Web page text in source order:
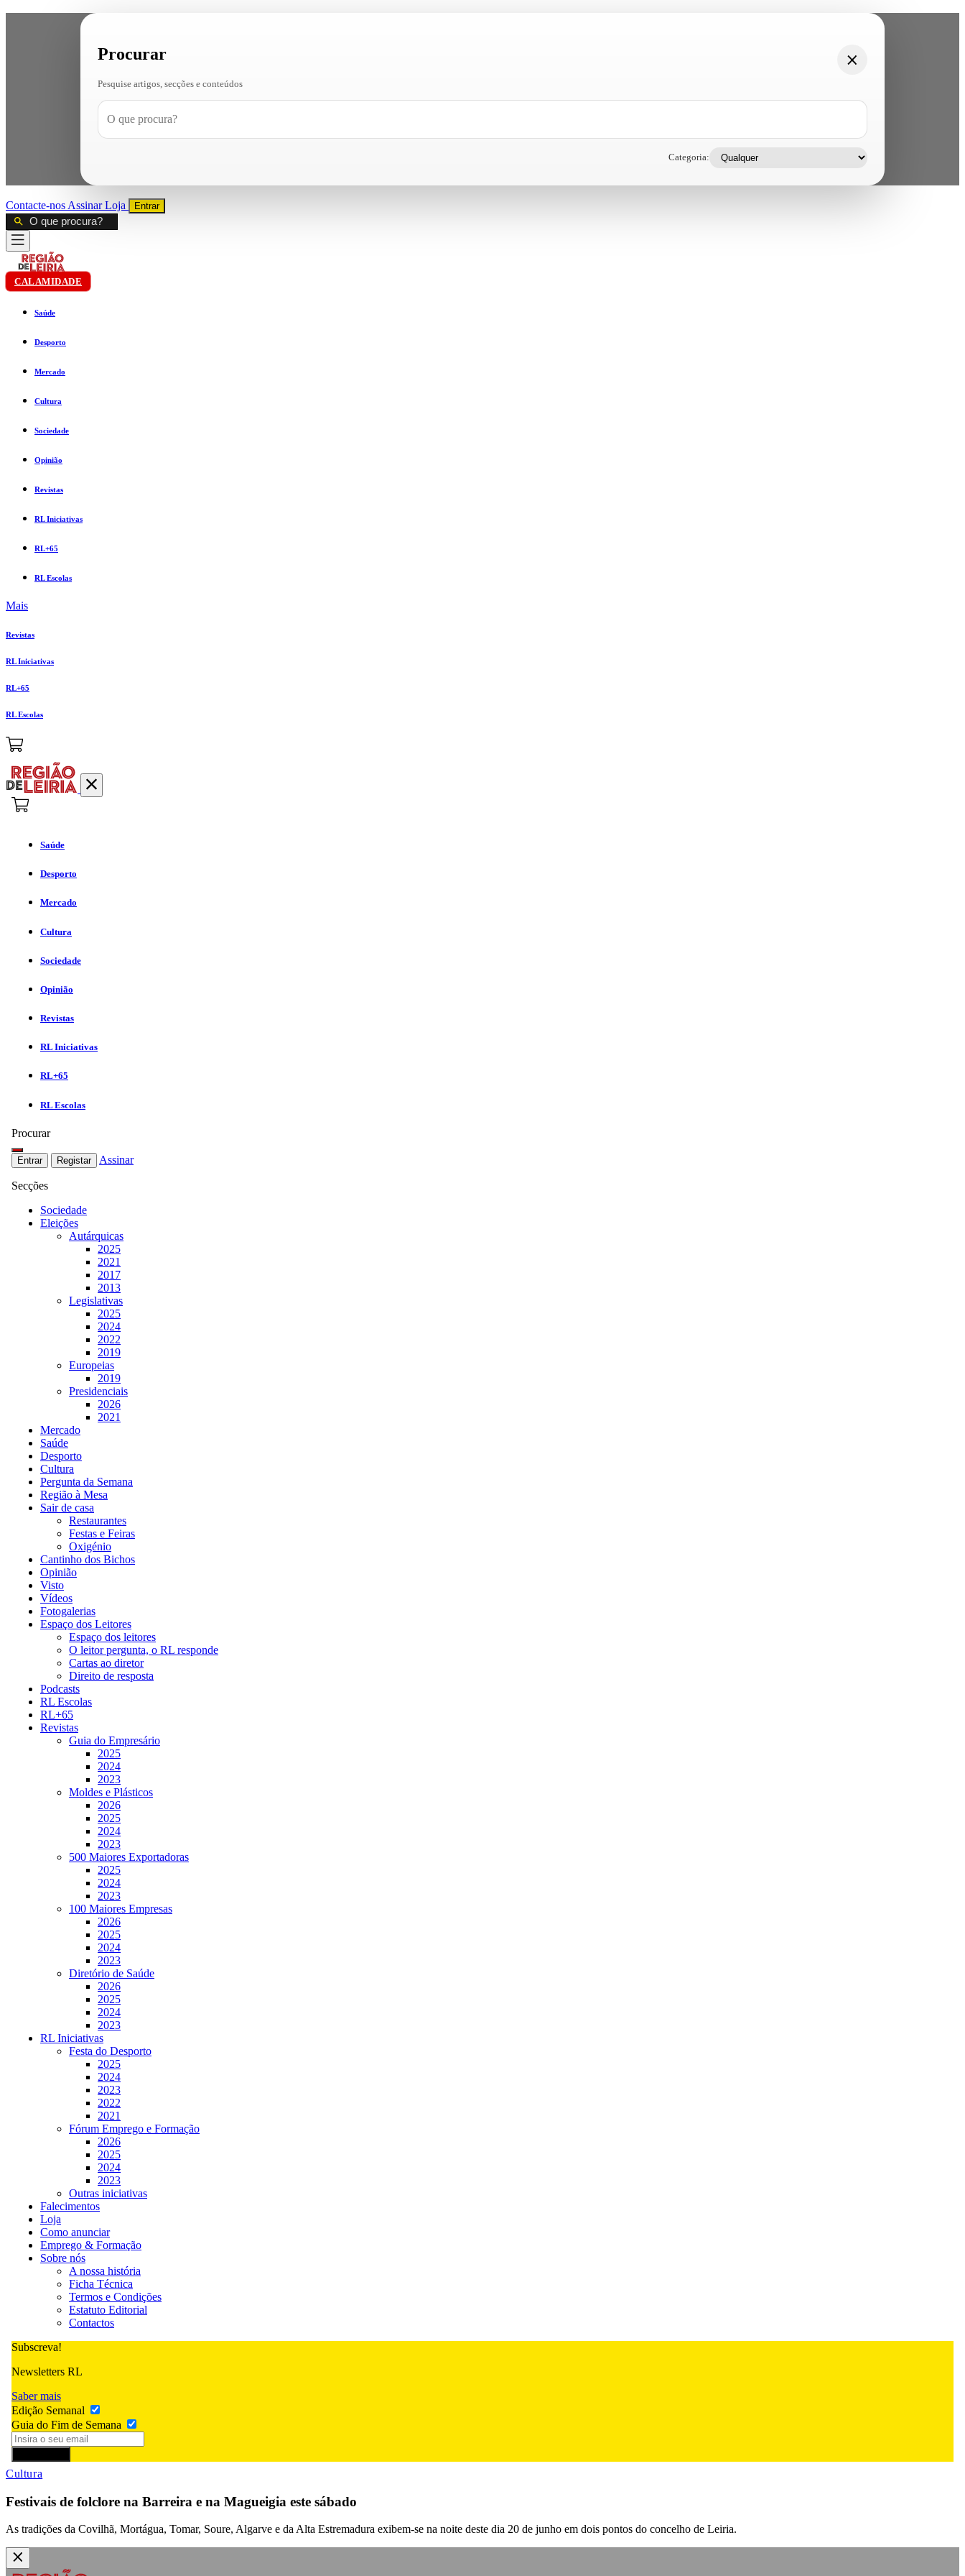
Procurar
Pesquise artigos, secções e conteúdos
Categoria:
Contacte-nos AssinarLoja Entrar
CALAMIDADE
Saúde
Desporto
Mercado
Cultura
Sociedade
Opinião
Revistas
RL Iniciativas
RL+65
RL Escolas
Mais
Revistas
RL Iniciativas
RL+65
RL Escolas
Saúde
Desporto
Mercado
Cultura
Sociedade
Opinião
Revistas
RL Iniciativas
RL+65
RL Escolas
Procurar
Entrar Registar Assinar
Secções
Sociedade
Eleições
Autárquicas
2025
2021
2017
2013
Legislativas
2025
2024
2022
2019
Europeias
2019
Presidenciais
2026
2021
Mercado
Saúde
Desporto
Cultura
Pergunta da Semana
Região à Mesa
Sair de casa
Restaurantes
Festas e Feiras
Oxigénio
Cantinho dos Bichos
Opinião
Visto
Vídeos
Fotogalerias
Espaço dos Leitores
Espaço dos leitores
O leitor pergunta, o RL responde
Cartas ao diretor
Direito de resposta
Podcasts
RL Escolas
RL+65
Revistas
Guia do Empresário
2025
2024
2023
Moldes e Plásticos
2026
2025
2024
2023
500 Maiores Exportadoras
2025
2024
2023
100 Maiores Empresas
2026
2025
2024
2023
Diretório de Saúde
2026
2025
2024
2023
RL Iniciativas
Festa do Desporto
2025
2024
2023
2022
2021
Fórum Emprego e Formação
2026
2025
2024
2023
Outras iniciativas
Falecimentos
Loja
Como anunciar
Emprego & Formação
Sobre nós
A nossa história
Ficha Técnica
Termos e Condições
Estatuto Editorial
Contactos
Subscreva!
Newsletters RL
Saber mais
Edição Semanal
Guia do Fim de Semana
Cultura
Festivais de folclore na Barreira e na Magueigia este sábado
As tradições da Covilhã, Mortágua, Tomar, Soure, Algarve e da Alta Estremadura exibem-se na noite deste dia 20 de junho em dois pontos do concelho de Leiria.